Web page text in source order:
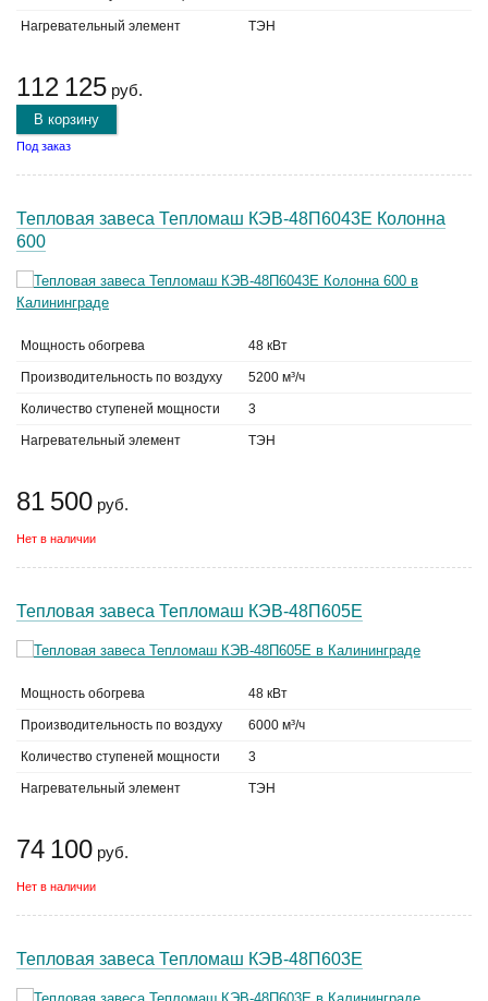
Нагревательный элемент ТЭН
112 125 руб.
В корзину
Под заказ
Тепловая завеса Тепломаш КЭВ-48П6043Е Колонна
600
Мощность обогрева 48 кВт
Производительность по воздуху 5200 м³/ч
Количество ступеней мощности 3
Нагревательный элемент ТЭН
81 500 руб.
Нет в наличии
Тепловая завеса Тепломаш КЭВ-48П605Е
Мощность обогрева 48 кВт
Производительность по воздуху 6000 м³/ч
Количество ступеней мощности 3
Нагревательный элемент ТЭН
74 100 руб.
Нет в наличии
Тепловая завеса Тепломаш КЭВ-48П603Е